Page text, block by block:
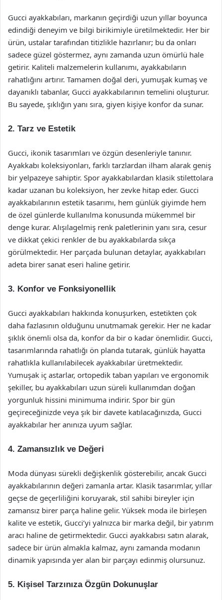
Gucci ayakkabıları, markanın geçirdiği uzun yıllar boyunca
edindiği deneyim ve bilgi birikimiyle üretilmektedir. Her bir
ürün, ustalar tarafından titizlikle hazırlanır; bu da onları
sadece güzel göstermez, aynı zamanda uzun ömürlü hale
getirir. Kaliteli malzemelerin kullanımı, ayakkabıların
rahatlığını artırır. Tamamen doğal deri, yumuşak kumaş ve
dayanıklı tabanlar, Gucci ayakkabılarının temelini oluşturur.
Bu sayede, şıklığın yanı sıra, giyen kişiye konfor da sunar.
2. Tarz ve Estetik
Gucci, ikonik tasarımları ve özgün desenleriyle tanınır.
Ayakkabı koleksiyonları, farklı tarzlardan ilham alarak geniş
bir yelpazeye sahiptir. Spor ayakkabılardan klasik stilettolara
kadar uzanan bu koleksiyon, her zevke hitap eder. Gucci
ayakkabılarının estetik tasarımı, hem günlük giyimde hem
de özel günlerde kullanılma konusunda mükemmel bir
denge kurar. Alışılagelmiş renk paletlerinin yanı sıra, cesur
ve dikkat çekici renkler de bu ayakkabılarda sıkça
görülmektedir. Her parçada bulunan detaylar, ayakkabıları
adeta birer sanat eseri haline getirir.
3. Konfor ve Fonksiyonellik
Gucci ayakkabıları hakkında konuşurken, estetikten çok
daha fazlasının olduğunu unutmamak gerekir. Her ne kadar
şıklık önemli olsa da, konfor da bir o kadar önemlidir. Gucci,
tasarımlarında rahatlığı ön planda tutarak, günlük hayatta
rahatlıkla kullanılabilecek ayakkabılar üretmektedir.
Yumuşak iç astarlar, ortopedik taban yapıları ve ergonomik
şekiller, bu ayakkabıları uzun süreli kullanımdan doğan
yorgunluk hissini minimuma indirir. Spor bir gün
geçireceğinizde veya şık bir davete katılacağınızda, Gucci
ayakkabılar her anınıza uyum sağlar.
4. Zamansızlık ve Değeri
Moda dünyası sürekli değişkenlik gösterebilir, ancak Gucci
ayakkabılarının değeri zamanla artar. Klasik tasarımlar, yıllar
geçse de geçerliliğini koruyarak, stil sahibi bireyler için
zamansız birer parça haline gelir. Yüksek moda ile birleşen
kalite ve estetik, Gucci’yi yalnızca bir marka değil, bir yatırım
aracı haline de getirmektedir. Gucci ayakkabısı satın alarak,
sadece bir ürün almakla kalmaz, aynı zamanda modanın
dinamik yapısında yer alan bir parçayı edinmiş olursunuz.
5. Kişisel Tarzınıza Özgün Dokunuşlar